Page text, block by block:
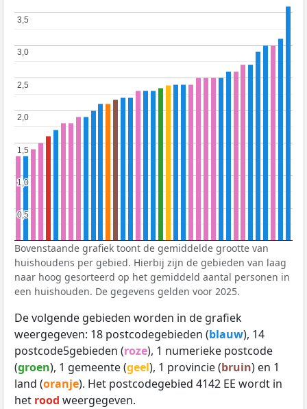
0,5
0,5
1,0
1,0
1,5
1,5
2,0
2,0
2,5
2,5
3,0
3,0
3,5
3,5
Bovenstaande grafiek toont de gemiddelde grootte van
huishoudens per gebied. Hierbij zijn de gebieden van laag
naar hoog gesorteerd op het gemiddeld aantal personen in
een huishouden. De gegevens gelden voor 2025.
De volgende gebieden worden in de grafiek
weergegeven: 18 postcodegebieden (blauw), 14
postcode5gebieden (roze), 1 numerieke postcode
(groen), 1 gemeente (geel), 1 provincie (bruin) en 1
land (oranje). Het postcodegebied 4142 EE wordt in
het rood weergegeven.